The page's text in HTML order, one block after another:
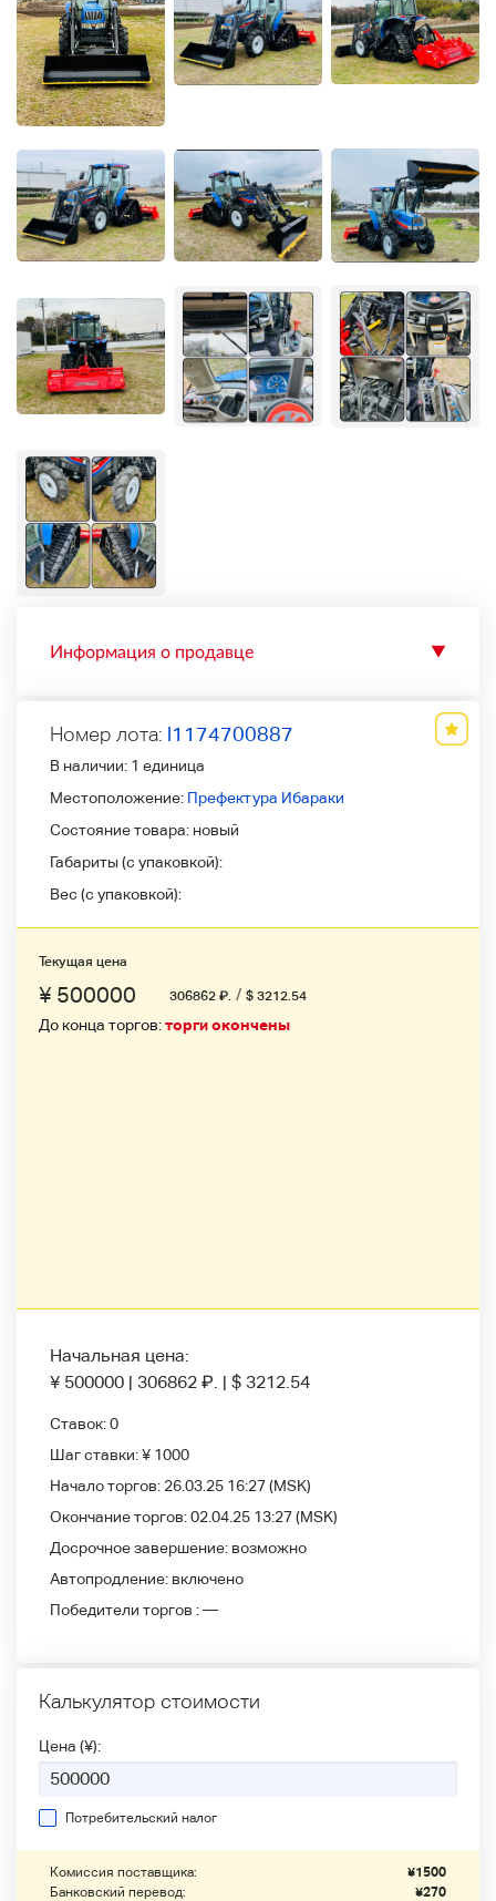
Информация о продавце ▼
Номер лота: l1174700887
В наличии: 1 единица
Местоположение: Префектура Ибараки
Состояние товара: новый
Габариты (с упаковкой):
Вес (с упаковкой):
Текущая цена
¥ 500000 306862 ₽ / $ 3212.54
До конца торгов:торги окончены
Начальная цена:
¥ 500000 | 306862 ₽ | $ 3212.54
Ставок:0
Шаг ставки:¥ 1000
Начало торгов: 26.03.25 16:27(MSK)
Окончание торгов:02.04.25 13:27(MSK)
Досрочное завершение: возможно
Автопродление: включено
Победители
торгов :—
Калькулятор стоимости
Цена (¥):
Потребительский налог
Комиссия поставщика: ¥1500
Банковский перевод:
¥270